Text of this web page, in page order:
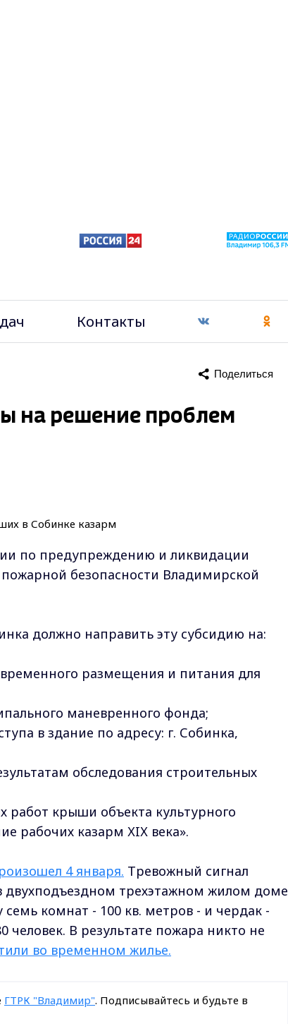
Контакты
Поделиться
на решение проблем
по предупреждению и ликвидации
безопасности Владимирской
должно направить эту субсидию на:
размещения и питания для
маневренного фонда;
в здание по адресу: г. Собинка,
обследования строительных
работ крыши объекта культурного
рабочих казарм ХIХ века».
4 января. Тревожный сигнал
двухподъездном трехэтажном жилом доме
комнат - 100 кв. метров - и чердак -
В результате пожара никто не
во временном жилье.
ГТРК "Владимир". Подписывайтесь и будьте в